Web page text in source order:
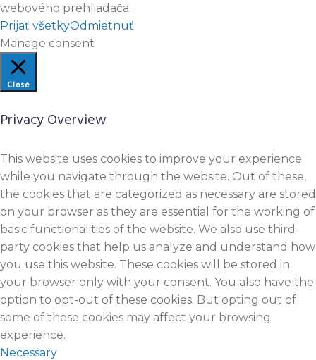
webového prehliadača.
Prijať všetkyOdmietnuť
Manage consent
Close
Privacy Overview
This website uses cookies to improve your experience
while you navigate through the website. Out of these,
the cookies that are categorized as necessary are stored
on your browser as they are essential for the working of
basic functionalities of the website. We also use third-
party cookies that help us analyze and understand how
you use this website. These cookies will be stored in
your browser only with your consent. You also have the
option to opt-out of these cookies. But opting out of
some of these cookies may affect your browsing
experience.
Necessary